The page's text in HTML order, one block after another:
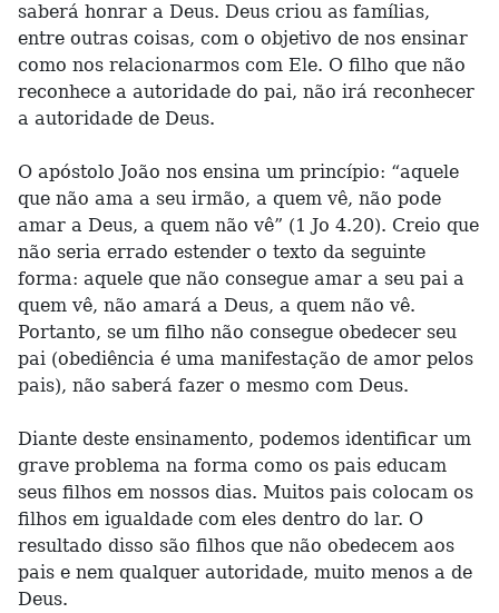
saberá honrar a Deus. Deus criou as famílias,
entre outras coisas, com o objetivo de nos ensinar
como nos relacionarmos com Ele. O filho que não
reconhece a autoridade do pai, não irá reconhecer
a autoridade de Deus.
O apóstolo João nos ensina um princípio: “aquele
que não ama a seu irmão, a quem vê, não pode
amar a Deus, a quem não vê” (1 Jo 4.20). Creio que
não seria errado estender o texto da seguinte
forma: aquele que não consegue amar a seu pai a
quem vê, não amará a Deus, a quem não vê.
Portanto, se um filho não consegue obedecer seu
pai (obediência é uma manifestação de amor pelos
pais), não saberá fazer o mesmo com Deus.
Diante deste ensinamento, podemos identificar um
grave problema na forma como os pais educam
seus filhos em nossos dias. Muitos pais colocam os
filhos em igualdade com eles dentro do lar. O
resultado disso são filhos que não obedecem aos
pais e nem qualquer autoridade, muito menos a de
Deus.